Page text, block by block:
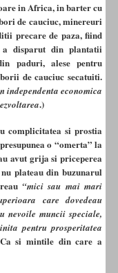
in Africa, in barter cu
de cauciuc, minereuri
precare de paza, fiind
a disparut din plantatii
paduri, alese pentru
de cauciuc secatuiti.
independenta economica
.)
complicitatea si prostia
o “omerta” la
avut grija si priceperea
plateau din buzunarul
“mici sau mai mari
care dovedeau
nevoile muncii speciale,
pentru prosperitatea
si mintile din care a